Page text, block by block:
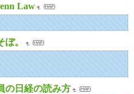
Law
。
の日経の読み方